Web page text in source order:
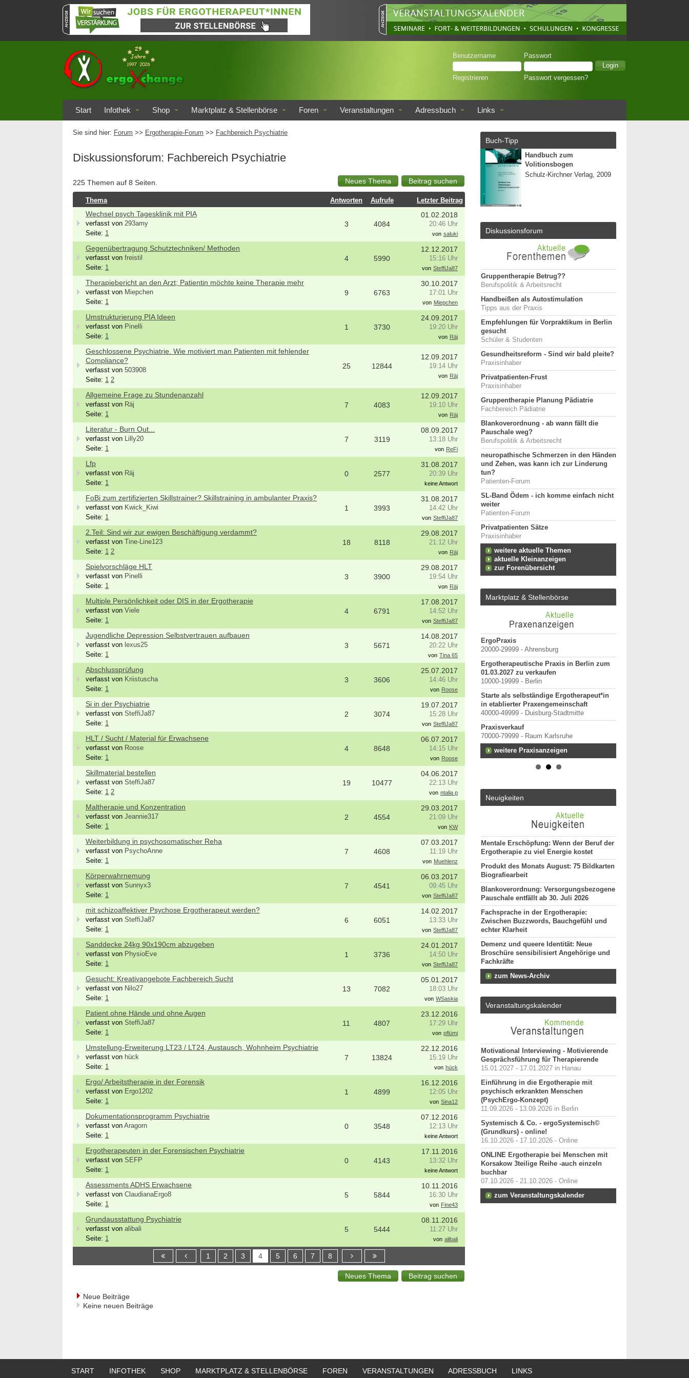
Benutzername Passwort
Registrieren Passwort vergessen?
Start Infothek Shop Marktplatz & Stellenbörse Foren Veranstaltungen Adressbuch Links
Sie sind hier: Forum >> Ergotherapie-Forum >> Fachbereich Psychiatrie
Diskussionsforum: Fachbereich Psychiatrie
225 Themen auf 8 Seiten.
Thema Antworten Aufrufe Letzter Beitrag
Wechsel psych Tagesklinik mit PIA
verfasst von 293amy
Seite: 1
3 4084
01.02.2018
20:46 Uhr
von saluki
Gegenübertragung Schutztechniken/ Methoden
verfasst von freistil
Seite: 1
4 5990
12.12.2017
15:16 Uhr
von SteffiJa87
Therapiebericht an den Arzt; Patientin möchte keine Therapie mehr
verfasst von Miepchen
Seite: 1
9 6763
30.10.2017
17:01 Uhr
von Miepchen
Umstrukturierung PIA Ideen
verfasst von Pinelli
Seite: 1
1 3730
24.09.2017
19:20 Uhr
von Räj
Geschlossene Psychiatrie. Wie motiviert man Patienten mit fehlender
Compliance?
verfasst von 503908
Seite: 1 2
25 12844
12.09.2017
19:14 Uhr
von Räj
Allgemeine Frage zu Stundenanzahl
verfasst von Räj
Seite: 1
7 4083
12.09.2017
19:10 Uhr
von Räj
Literatur - Burn Out...
verfasst von Lilly20
Seite: 1
7 3119
08.09.2017
13:18 Uhr
von ReFi
Lfp
verfasst von Räj
Seite: 1
0 2577
31.08.2017
20:39 Uhr
keine Antwort
FoBi zum zertifizierten Skillstrainer? Skillstraining in ambulanter Praxis?
verfasst von Kwick_Kiwi
Seite: 1
1 3993
31.08.2017
14:42 Uhr
von SteffiJa87
2.Teil: Sind wir zur ewigen Beschäftigung verdammt?
verfasst von
Tine-Line123
Seite: 1 2
18 8118
29.08.2017
21:12 Uhr
von Räj
Spielvorschläge HLT
verfasst von Pinelli
Seite: 1
3 3900
29.08.2017
19:54 Uhr
von Räj
Multiple Persönlichkeit oder DIS in der Ergotherapie
verfasst von Viele
Seite: 1
4 6791
17.08.2017
14:52 Uhr
von SteffiJa87
Jugendliche Depression Selbstvertrauen aufbauen
verfasst von lexus25
Seite: 1
3 5671
14.08.2017
20:22 Uhr
von Tina 65
Abschlussprüfung
verfasst von Kriistuscha
Seite: 1
3 3606
25.07.2017
14:46 Uhr
von Roose
Si in der Psychiatrie
verfasst von SteffiJa87
Seite: 1
2 3074
19.07.2017
15:28 Uhr
von SteffiJa87
HLT / Sucht / Material für Erwachsene
verfasst von Roose
Seite: 1
4 8648
06.07.2017
14:15 Uhr
von Roose
Skillmaterial bestellen
verfasst von SteffiJa87
Seite: 1 2
19 10477
04.06.2017
22:13 Uhr
von ntalia p
Maltherapie und Konzentration
verfasst von Jeannie317
Seite: 1
2 4554
29.03.2017
21:09 Uhr
von KW
Weiterbildung in psychosomatischer Reha
verfasst von PsychoAnne
Seite: 1
7 4608
07.03.2017
11:19 Uhr
von Muehlenz
Körperwahrnemung
verfasst von Sunnyx3
Seite: 1
7 4541
06.03.2017
09:45 Uhr
von SteffiJa87
mit schizoaffektiver Psychose Ergotherapeut werden?
verfasst von SteffiJa87
Seite: 1
6 6051
14.02.2017
13:33 Uhr
von SteffiJa87
Sanddecke 24kg 90x190cm abzugeben
verfasst von PhysioEve
Seite: 1
1 3736
24.01.2017
14:50 Uhr
von SteffiJa87
Gesucht: Kreativangebote Fachbereich Sucht
verfasst von Nilo27
Seite: 1
13 7082
05.01.2017
18:03 Uhr
von WSaskia
Patient ohne Hände und ohne Augen
verfasst von SteffiJa87
Seite: 1
11 4807
23.12.2016
17:29 Uhr
von pflümi
Umstellung-Erweiterung LT23 / LT24, Austausch, Wohnheim Psychiatrie
verfasst von hück
Seite: 1
7 13824
22.12.2016
15:19 Uhr
von hück
Ergo/ Arbeitstherapie in der Forensik
verfasst von Ergo1202
Seite: 1
1 4899
16.12.2016
12:05 Uhr
von Sina12
Dokumentationsprogramm Psychiatrie
verfasst von Aragorn
Seite: 1
0 3548
07.12.2016
12:13 Uhr
keine Antwort
Ergotherapeuten in der Forensischen Psychiatrie
verfasst von SEFP
Seite: 1
0 4143
17.11.2016
13:32 Uhr
keine Antwort
Assessments ADHS Erwachsene
verfasst von ClaudianaErgo8
Seite: 1
5 5844
10.11.2016
16:30 Uhr
von Fine43
Grundausstattung Psychiatrie
verfasst von alibali
Seite: 1
5 5444
08.11.2016
11:27 Uhr
von alibali
1 2 3 4 5 6 7 8
Neue Beiträge
Keine neuen Beiträge
Buch-Tipp
Handbuch zum
Volitionsbogen
Schulz-Kirchner Verlag, 2009
Diskussionsforum
Gruppentherapie Betrug??
Berufspolitik & Arbeitsrecht
Handbeißen als Autostimulation
Tipps aus der Praxis
Empfehlungen für Vorpraktikum in Berlin
gesucht
Schüler & Studenten
Gesundheitsreform - Sind wir bald pleite?
Praxisinhaber
Privatpatienten-Frust
Praxisinhaber
Gruppentherapie Planung Pädiatrie
Fachbereich Pädiatrie
Blankoverordnung - ab wann fällt die
Pauschale weg?
Berufspolitik & Arbeitsrecht
neuropathische Schmerzen in den Händen
und Zehen, was kann ich zur Linderung
tun?
Patienten-Forum
SL-Band Ödem - ich komme einfach nicht
weiter
Patienten-Forum
Privatpatienten Sätze
Praxisinhaber
weitere aktuelle Themen
aktuelle Kleinanzeigen
zur Forenübersicht
Marktplatz & Stellenbörse
Bewerbung um einen Praktikumsplatz für
29221 - Celle
Attraktive Stelle sucht Therapeut & 13.
13507 - Berlin
"ErgotherapeutIn (m/w/d)" gesucht - in
professioneller Praxis mit herzlichem und
tollem Team!
Ergotherapeut (m/w/d) Köln
50996 - Köln
weitere Stellenangebote
ErgoPraxis
20000-29999 - Ahrensburg
Ergotherapeutische Praxis in Berlin zum
01.03.2027 zu verkaufen
10000-19999 - Berlin
Starte als selbständige Ergotherapeut*in
in etablierter Praxengemeinschaft
40000-49999 - Duisburg-Stadtmitte
Praxisverkauf
70000-79999 - Raum Karlsruhe
weitere Praxisanzeigen
Neuigkeiten
Mentale Erschöpfung: Wenn der Beruf der
Ergotherapie zu viel Energie kostet
Produkt des Monats August: 75 Bildkarten
Biografiearbeit
Blankoverordnung: Versorgungsbezogene
Pauschale entfällt ab 30. Juli 2026
Fachsprache in der Ergotherapie:
Zwischen Buzzwords, Bauchgefühl und
echter Klarheit
Demenz und queere Identität: Neue
Broschüre sensibilisiert Angehörige und
Fachkräfte
zum News-Archiv
Veranstaltungskalender
Motivational Interviewing - Motivierende
Gesprächsführung für Therapierende
15.01.2027 - 17.01.2027 in Hanau
Einführung in die Ergotherapie mit
psychisch erkrankten Menschen
(PsychErgo-Konzept)
11.09.2026 - 13.09.2026 in Berlin
Systemisch & Co. - ergoSystemisch©
(Grundkurs) - online!
16.10.2026 - 17.10.2026 - Online
ONLINE Ergotherapie bei Menschen mit
Korsakow 3teilige Reihe -auch einzeln
buchbar
07.10.2026 - 21.10.2026 - Online
zum Veranstaltungskalender
START INFOTHEK SHOP MARKTPLATZ & STELLENBÖRSE FOREN VERANSTALTUNGEN ADRESSBUCH LINKS